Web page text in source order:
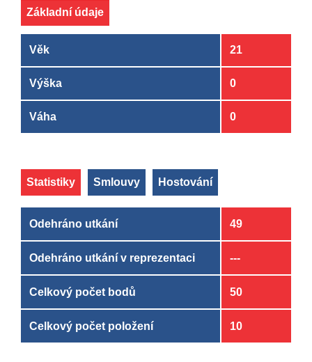
Základní údaje
Věk 21
Výška 0
Váha 0
Statistiky Smlouvy Hostování
Odehráno utkání 49
Odehráno utkání v reprezentaci ---
Celkový počet bodů 50
Celkový počet položení 10